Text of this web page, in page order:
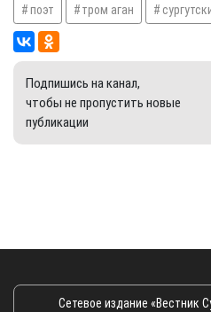
поэт тром аган
Подпишись на канал,
чтобы не пропустить новые
публикации
Сетевое издание «Вестник